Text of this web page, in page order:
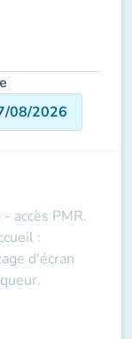
08/2026
accès PMR.
:
d'écran